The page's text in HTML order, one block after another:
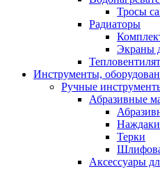
Тросы
Радиаторы
Экраны
Инструменты,
Ручные
Абразивные
Наждаки
Терки
Аксессуары